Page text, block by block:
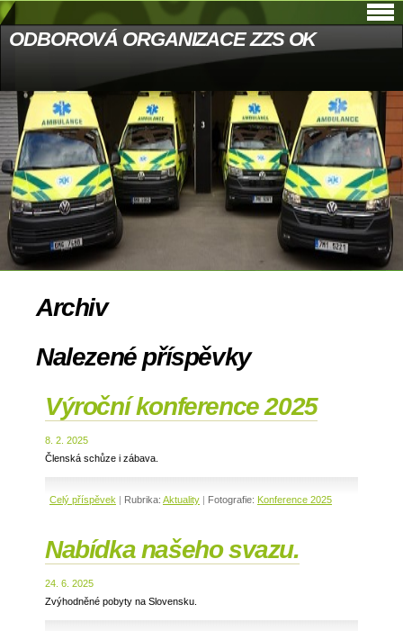
ODBOROVÁ ORGANIZACE ZZS OK
Archiv
Nalezené příspěvky
Výroční konference 2025
8. 2. 2025
Členská schůze i zábava.
Celý příspěvek | Rubrika: Aktuality | Fotografie: Konference 2025
Nabídka našeho svazu.
24. 6. 2025
Zvýhodněné pobyty na Slovensku.